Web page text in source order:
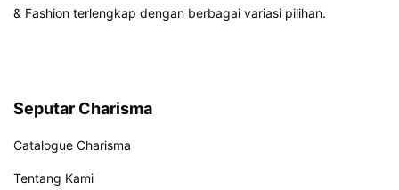
& Fashion terlengkap dengan berbagai variasi pilihan.
Seputar Charisma
Catalogue Charisma
Tentang Kami